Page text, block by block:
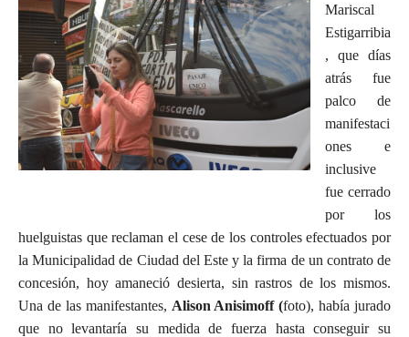
Mariscal
Estigarribia
, que días
atrás fue
palco de
manifestaci
ones e
inclusive
fue cerrado
por los
huelguistas que reclaman el cese de los controles efectuados por
la Municipalidad de Ciudad del Este y la firma de un contrato de
concesión, hoy amaneció desierta, sin rastros de los mismos.
Una de las manifestantes, Alison Anisimoff (foto), había jurado
que no levantaría su medida de fuerza hasta conseguir su